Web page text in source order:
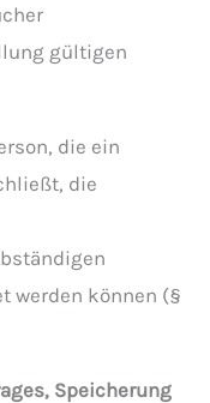
gültigen
die ein
die
werden können (§
Speicherung